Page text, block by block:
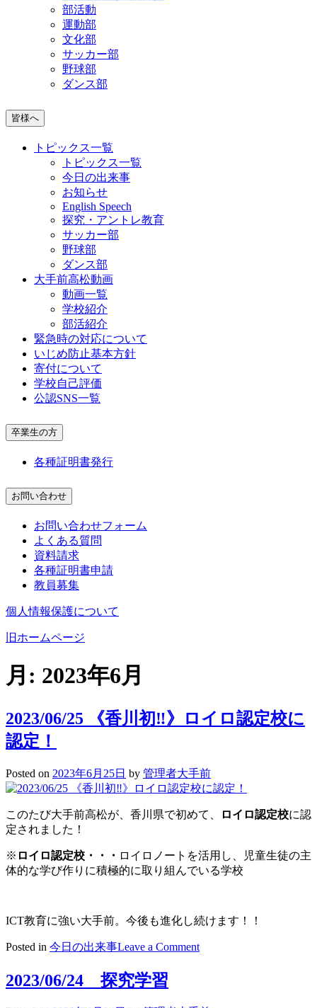
部活動
運動部
文化部
サッカー部
野球部
ダンス部
皆様へ
トピックス一覧
トピックス一覧
今日の出来事
お知らせ
English Speech
探究・アントレ教育
サッカー部
野球部
ダンス部
大手前高松動画
動画一覧
学校紹介
部活紹介
緊急時の対応について
いじめ防止基本方針
寄付について
学校自己評価
公認SNS一覧
卒業生の方
各種証明書発行
お問い合わせ
お問い合わせフォーム
よくある質問
資料請求
各種証明書申請
教員募集
個人情報保護について
旧ホームページ
月: 2023年6月
2023/06/25 《香川初‼》ロイロ認定校に
認定！
Posted on 2023年6月25日 by 管理者大手前
このたび大手前高松が、香川県で初めて、 ロイロ認定校に認
定されました！
※ ロイロ認定校・・・ ロイロノートを活用し、児童生徒の主
体的な学び作りに積極的に取り組んでいる学校
ICT教育に強い大手前。今後も進化し続けます！！
Posted in 今日の出来事Leave a Commenton
2023/06/24 探究学習